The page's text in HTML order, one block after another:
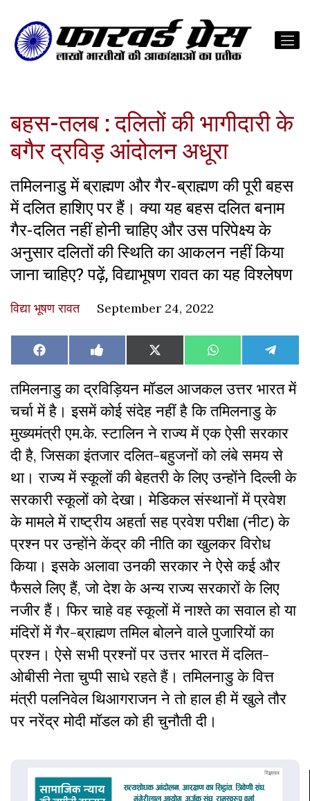
बहस-तलब : दलितों की भागीदारी के
बगैर द्रविड़ आंदोलन अधूरा
तमिलनाडु में ब्राह्मण और गैर-ब्राह्मण की पूरी बहस
में दलित हाशिए पर हैं। क्या यह बहस दलित बनाम
गैर-दलित नहीं होनी चाहिए और उस परिपेक्ष्य के
अनुसार दलितों की स्थिति का आकलन नहीं किया
जाना चाहिए? पढ़ें, विद्याभूषण रावत का यह विश्लेषण
विद्या भूषण रावत September 24, 2022
Share
on
Facebook Share
on
Like
on
Facebook
Share
on
X
(Twitter)
Share
on
WhatsAppShare
on
तमिलनाडु का द्रविड़ियन मॉडल आजकल उत्तर भारत में
चर्चा में है। इसमें कोई संदेह नहीं है कि तमिलनाडु के
मुख्यमंत्री एम.के. स्टालिन ने राज्य में एक ऐसी सरकार
दी है, जिसका इंतजार दलित-बहुजनों को लंबे समय से
था। राज्य में स्कूलों की बेहतरी के लिए उन्होंने दिल्ली के
सरकारी स्कूलों को देखा। मेडिकल संस्थानों में प्रवेश
के मामले में राष्ट्रीय अहर्ता सह प्रवेश परीक्षा (नीट) के
प्रश्न पर उन्होंने केंद्र की नीति का खुलकर विरोध
किया। इसके अलावा उनकी सरकार ने ऐसे कई और
फैसले लिए हैं, जो देश के अन्य राज्य सरकारों के लिए
नजीर हैं। फिर चाहे वह स्कूलों में नाश्ते का सवाल हो या
मंदिरों में गैर-ब्राह्मण तमिल बोलने वाले पुजारियों का
प्रश्न। ऐसे सभी प्रश्नों पर उत्तर भारत में दलित-
ओबीसी नेता चुप्पी साधे रहते हैं। तमिलनाडु के वित्त
मंत्री पलनिवेल थिआगराजन ने तो हाल ही में खुले तौर
पर नरेंद्र मोदी मॉडल को ही चुनौती दी।